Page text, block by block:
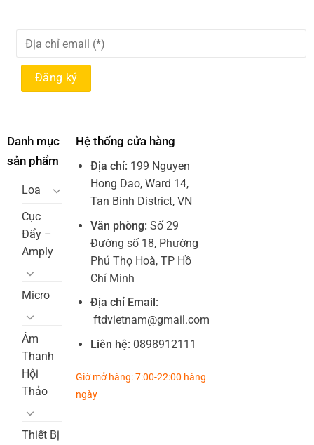
Danh mục
sản phẩm
Loa
Cục
Đẩy –
Amply
Micro
Âm
Thanh
Hội
Thảo
Thiết Bị
Hệ thống cửa hàng
Địa chỉ: 199 Nguyen
Hong Dao, Ward 14,
Tan Binh District, VN
Văn phòng: Số 29
Đường số 18, Phường
Phú Thọ Hoà, TP Hồ
Chí Minh
Địa chỉ Email:
ftdvietnam@gmail.com
Liên hệ: 0898912111
Giờ mở hàng: 7:00-22:00 hàng
ngày